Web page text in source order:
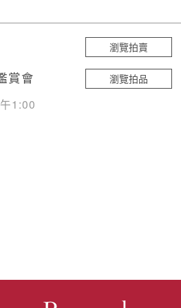
賞會
1:00
瀏覽拍賣
瀏覽拍品